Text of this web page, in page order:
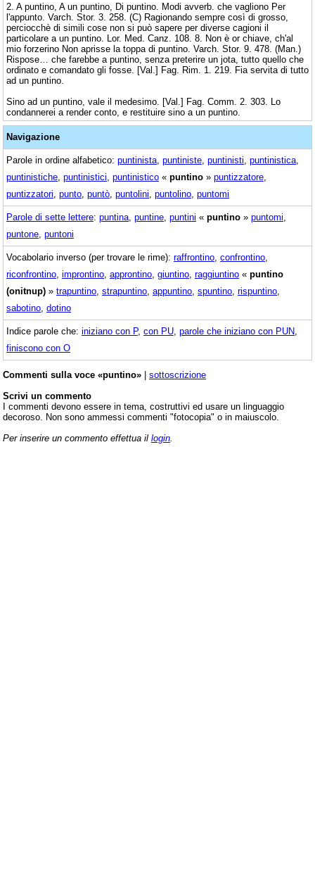
2. A puntino, A un puntino, Di puntino. Modi avverb. che vagliono Per
l'appunto. Varch. Stor. 3. 258. (C) Ragionando sempre così di grosso,
perciocchè di simili cose non si può sapere per diverse cagioni il
particolare a un puntino. Lor. Med. Canz. 108. 8. Non è or chiave, ch'al
mio forzerino Non aprisse la toppa di puntino. Varch. Stor. 9. 478. (Man.)
Rispose… che farebbe a puntino, senza preterire un jota, tutto quello che
ordinato e comandato gli fosse. [Val.] Fag. Rim. 1. 219. Fia servita di tutto
ad un puntino.
Sino ad un puntino, vale il medesimo. [Val.] Fag. Comm. 2. 303. Lo
condannerei a render conto, e restituire sino a un puntino.
Navigazione
Parole in ordine alfabetico: puntinista puntiniste puntinisti puntinistica
puntinistiche puntinistici puntinistico « puntino » puntizzatore
puntizzatori punto puntò puntolini puntolino puntomi
Parole di sette lettere: puntina puntine puntini « puntino » puntomi
puntone puntoni
Vocabolario inverso (per trovare le rime): raffrontino confrontino
riconfrontino improntino approntino giuntino raggiuntino « puntino
(onitnup) » trapuntino strapuntino appuntino spuntino rispuntino
sabotino dotino
Indice parole che: iniziano con P, con PU parole che iniziano con PUN
finiscono con O
Commenti sulla voce «puntino» | sottoscrizione
Scrivi un commento
I commenti devono essere in tema, costruttivi ed usare un linguaggio
decoroso. Non sono ammessi commenti "fotocopia" o in maiuscolo.
Per inserire un commento effettua il login